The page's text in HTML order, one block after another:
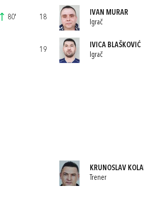
80' 18
IVAN MURAR
Igrač
19
IVICA BLAŠKOVIĆ
Igrač
KRUNOSLAV
Trener